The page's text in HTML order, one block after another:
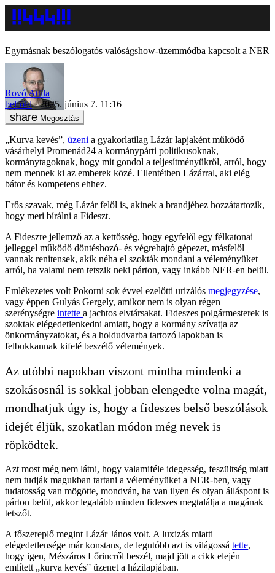
Egymásnak beszólogatós valóságshow-üzemmódba kapcsolt a NER
Rovó Attila
belföld
2025. június 7. 11:16
Megosztás
„Kurva kevés”, üzeni a gyakorlatilag Lázár lapjaként működő
vásárhelyi Promenád24 a kormánypárti politikusoknak,
kormánytagoknak, hogy mit gondol a teljesítményükről, arról, hogy
nem mennek ki az emberek közé. Ellentétben Lázárral, aki elég
bátor és kompetens ehhez.
Erős szavak, még Lázár felől is, akinek a brandjéhez hozzátartozik,
hogy meri bírálni a Fideszt.
A Fideszre jellemző az a kettősség, hogy egyfelől egy félkatonai
jelleggel működő döntéshozó- és végrehajtó gépezet, másfelől
vannak renitensek, akik néha el szokták mondani a véleményüket
arról, ha valami nem tetszik neki párton, vagy inkább NER-en belül.
Emlékezetes volt Pokorni sok évvel ezelőtti urizálós megjegyzése,
vagy éppen Gulyás Gergely, amikor nem is olyan régen
szerénységre intette a jachtos elvtársakat. Fideszes polgármesterek is
szoktak elégedetlenkedni amiatt, hogy a kormány szívatja az
önkormányzatokat, és a holdudvarba tartozó lapokban is
felbukkannak kifelé beszélő vélemények.
Az utóbbi napokban viszont mintha mindenki a
szokásosnál is sokkal jobban elengedte volna magát,
mondhatjuk úgy is, hogy a fideszes belső beszólások
idejét éljük, szokatlan módon még nevek is
röpködtek.
Azt most még nem látni, hogy valamiféle idegesség, feszültség miatt
nem tudják magukban tartani a véleményüket a NER-ben, vagy
tudatosság van mögötte, mondván, ha van ilyen és olyan álláspont is
párton belül, akkor legalább minden fideszes megtalálja a magának
tetszőt.
A főszereplő megint Lázár János volt. A luxizás miatti
elégedetlensége már konstans, de legutóbb azt is világossá tette,
hogy igen, Mészáros Lőrincről beszél, majd jött a cikk elején
említett „kurva kevés” üzenet a házilapjában.